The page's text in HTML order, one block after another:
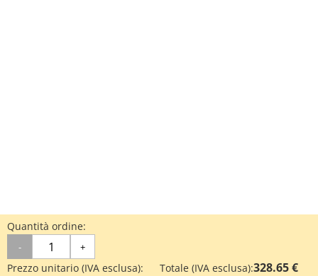
Quantità ordine:
- +
Prezzo unitario (IVA esclusa): Totale (IVA esclusa):328.65 €